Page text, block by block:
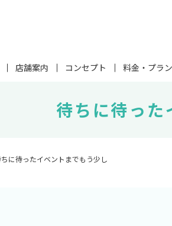
店舗案内 コンセプト 料金・プラン
待ちに待った
に待ったイベントまでもう少し